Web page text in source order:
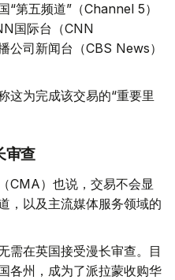
“第五频道”（Channel 5）
国际台（CNN
司新闻台（CBS News）
这为完成该交易的“重要里
审查
CMA）也说，交易不会显
，以及主流媒体服务领域的
需在英国接受漫长审查。目
各州，成为了派拉蒙收购华